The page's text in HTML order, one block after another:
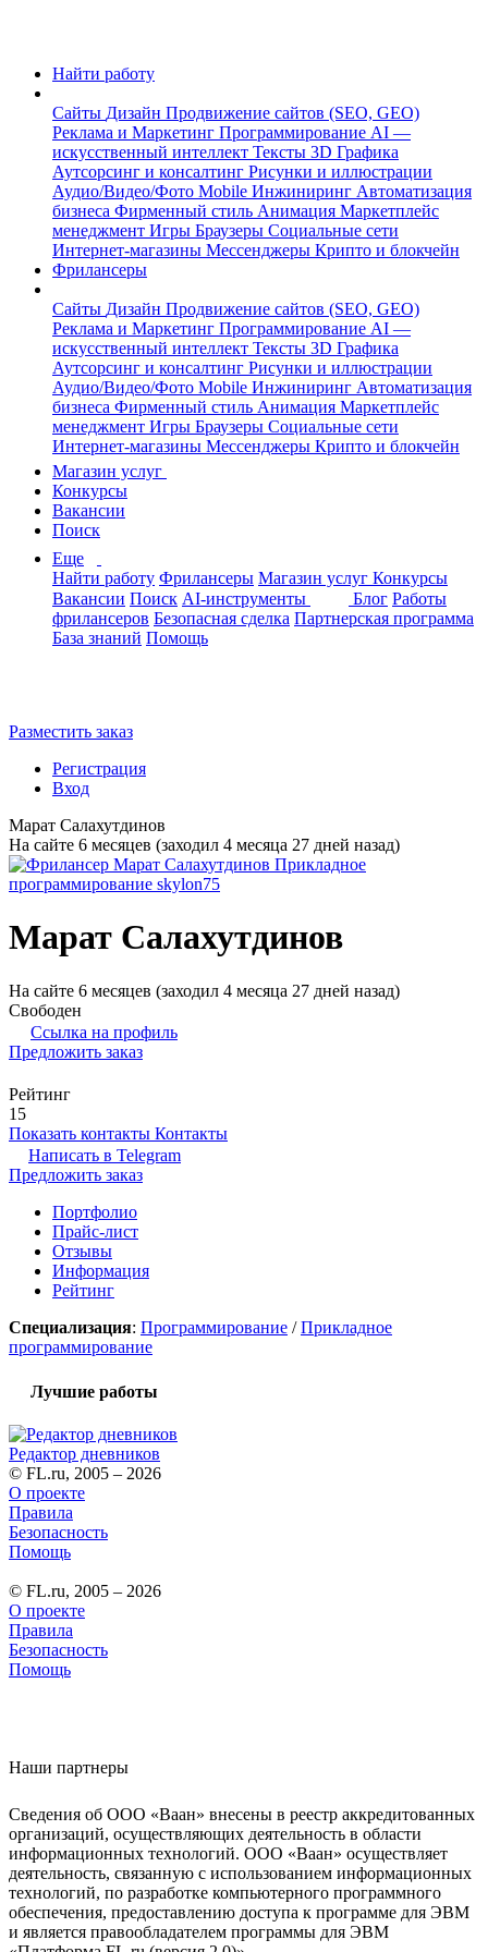
Найти работу
Сайты Дизайн Продвижение сайтов (SEO, GEO)
Реклама и Маркетинг Программирование AI —
искусственный интеллект Тексты 3D Графика
Аутсорсинг и консалтинг Рисунки и иллюстрации
Аудио/Видео/Фото Mobile Инжиниринг Автоматизация
бизнеса Фирменный стиль Анимация Маркетплейс
менеджмент Игры Браузеры Социальные сети
Интернет-магазины Мессенджеры Крипто и блокчейн
Фрилансеры
Сайты Дизайн Продвижение сайтов (SEO, GEO)
Реклама и Маркетинг Программирование AI —
искусственный интеллект Тексты 3D Графика
Аутсорсинг и консалтинг Рисунки и иллюстрации
Аудио/Видео/Фото Mobile Инжиниринг Автоматизация
бизнеса Фирменный стиль Анимация Маркетплейс
менеджмент Игры Браузеры Социальные сети
Интернет-магазины Мессенджеры Крипто и блокчейн
Магазин услуг
Конкурсы
Вакансии
Поиск
Еще
Найти работу Фрилансеры Магазин услуг Конкурсы
Вакансии Поиск AI-инструменты Блог Работы
фрилансеров Безопасная сделка Партнерская программа
База знаний Помощь
Разместить заказ
Регистрация
Вход
Марат Салахутдинов
На сайте 6 месяцев (заходил 4 месяца 27 дней назад)
Марат Салахутдинов
На сайте 6 месяцев (заходил 4 месяца 27 дней назад)
Свободен
Ссылка на профиль
Предложить заказ
Рейтинг
15
Показать контакты Контакты
Написать в Telegram
Предложить заказ
Портфолио
Прайс-лист
Отзывы
Информация
Рейтинг
Специализация: Программирование /Прикладное
программирование
Лучшие работы
Редактор дневников
© FL.ru, 2005 – 2026
О проекте
Правила
Безопасность
Помощь
© FL.ru, 2005 – 2026
О проекте
Правила
Безопасность
Помощь
Наши партнеры
Сведения об ООО «Ваан» внесены в реестр аккредитованных
организаций, осуществляющих деятельность в области
информационных технологий. ООО «Ваан» осуществляет
деятельность, связанную с использованием информационных
технологий, по разработке компьютерного программного
обеспечения, предоставлению доступа к программе для ЭВМ
и является правообладателем программы для ЭВМ